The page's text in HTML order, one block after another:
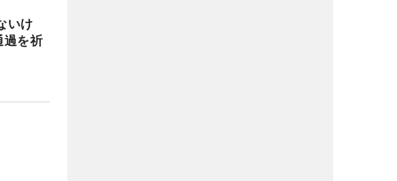
いけ
を祈